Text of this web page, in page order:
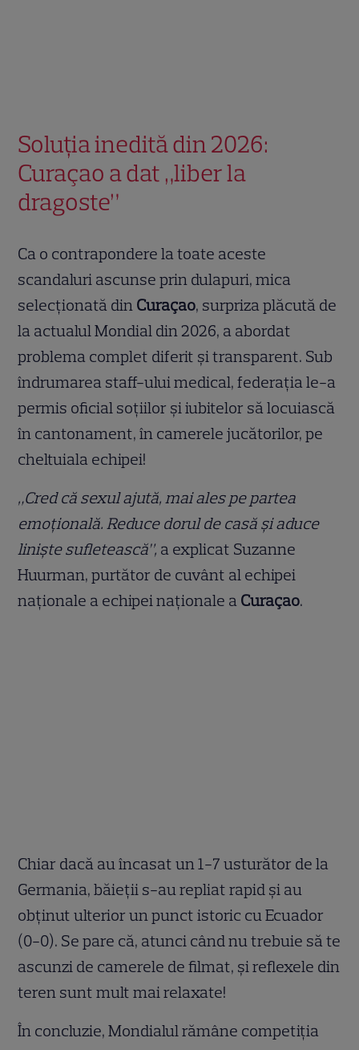
Soluția inedită din 2026:
Curaçao a dat „liber la
dragoste”
Ca o contrapondere la toate aceste
scandaluri ascunse prin dulapuri, mica
selecționată din Curaçao, surpriza plăcută de
la actualul Mondial din 2026, a abordat
problema complet diferit și transparent. Sub
îndrumarea staff-ului medical, federația le-a
permis oficial soțiilor și iubitelor să locuiască
în cantonament, în camerele jucătorilor, pe
cheltuiala echipei!
„Cred că sexul ajută, mai ales pe partea
emoțională. Reduce dorul de casă și aduce
liniște sufletească”, a explicat Suzanne
Huurman, purtător de cuvânt al echipei
naționale a echipei naționale a Curaçao.
Chiar dacă au încasat un 1-7 usturător de la
Germania, băieții s-au repliat rapid și au
obținut ulterior un punct istoric cu Ecuador
(0-0). Se pare că, atunci când nu trebuie să te
ascunzi de camerele de filmat, și reflexele din
teren sunt mult mai relaxate!
În concluzie, Mondialul rămâne competiția